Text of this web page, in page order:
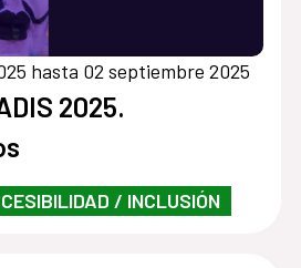
hasta 02 septiembre 2025
2025.
/ INCLUSIÓN